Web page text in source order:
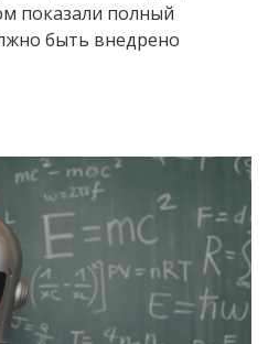
показали полный
быть внедрено